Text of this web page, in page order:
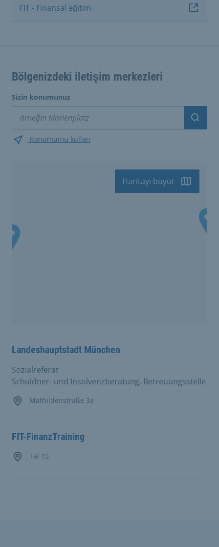
FIT - Finansal eğitim
Bölgenizdeki iletişim merkezleri
Sizin konumunuz
Konumumu kullan
Haritayı büyüt
Sozialreferat
Schuldner- und Insolvenzberatung, Betreuungsstelle
Landeshauptstadt München
Mathildenstraße 3a
FIT-FinanzTraining
Tal 15